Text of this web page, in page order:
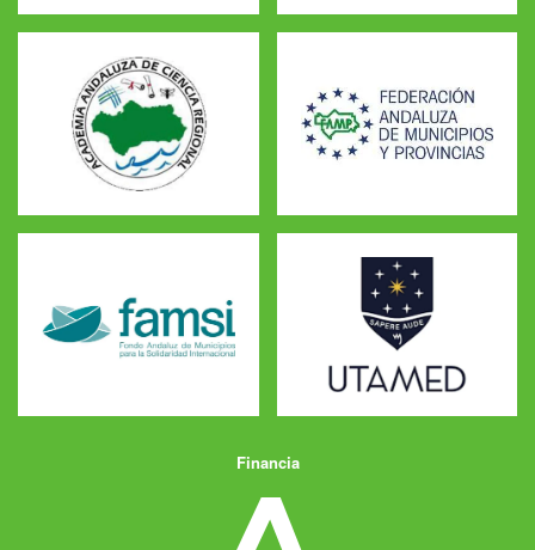
Financia